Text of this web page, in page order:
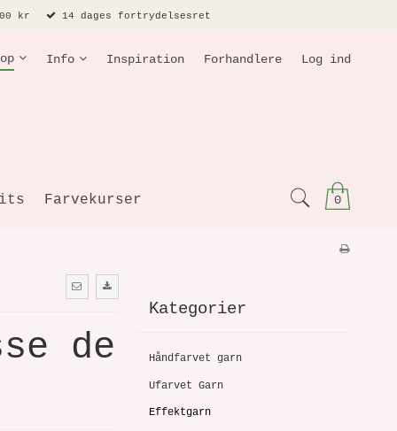
kr 14 dages fortrydelsesret
Info Inspiration Forhandlere Log ind
0
Farvekurser
de
Kategorier
Håndfarvet garn
Ufarvet Garn
Effektgarn